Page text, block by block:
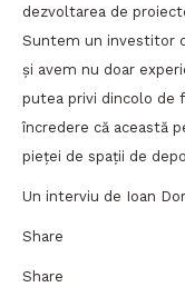
dezvoltarea de
Suntem un investitor
și avem nu doar
putea privi dincolo de
încredere că această
pieței de spații de
Un interviu de Ioan
Share
Share